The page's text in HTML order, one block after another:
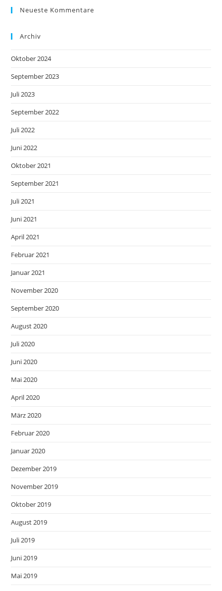
Neueste Kommentare
Archiv
Oktober 2024
September 2023
Juli 2023
September 2022
Juli 2022
Juni 2022
Oktober 2021
September 2021
Juli 2021
Juni 2021
April 2021
Februar 2021
Januar 2021
November 2020
September 2020
August 2020
Juli 2020
Juni 2020
Mai 2020
April 2020
März 2020
Februar 2020
Januar 2020
Dezember 2019
November 2019
Oktober 2019
August 2019
Juli 2019
Juni 2019
Mai 2019